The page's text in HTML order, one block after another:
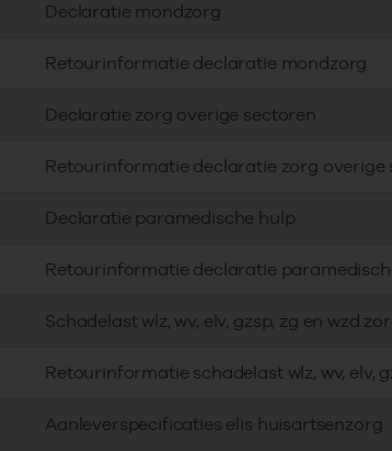
Declaratie mondzorg
Retourinformatie declaratie mondzorg
Declaratie zorg overige sectoren
Retourinformatie declaratie zorg overige
Declaratie paramedische hulp
Retourinformatie declaratie
Schadelast wlz, wv, elv, gzsp, zg en wzd
Retourinformatie schadelast wlz, wv, elv,
Aanleverspecificaties elis huisartsenzorg